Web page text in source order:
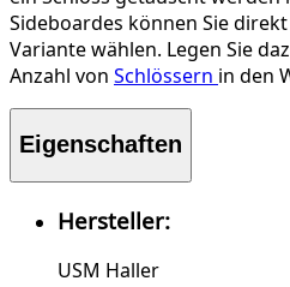
Sideboardes können Sie
Variante wählen. Legen Sie
Anzahl von Schlössern in den
Eigenschaften
Hersteller:
USM Haller